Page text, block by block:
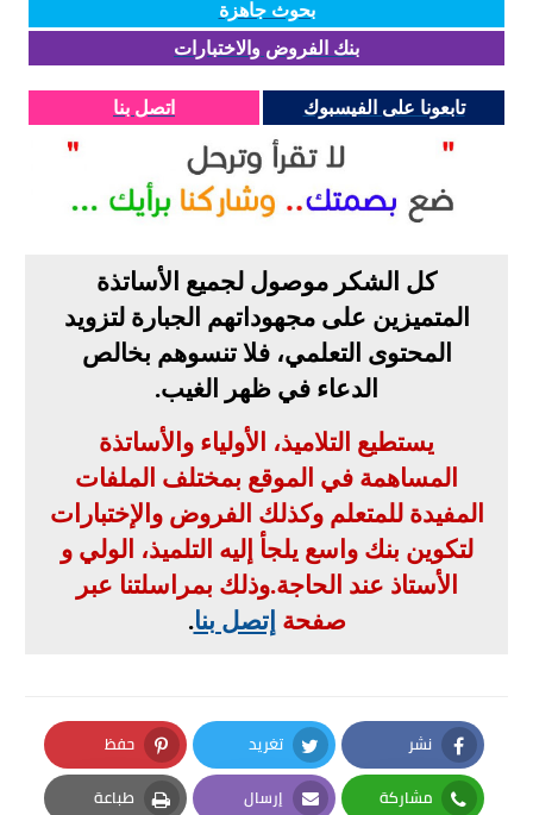
بحوث جاهزة
بنك الفروض والاختبارات
تابعونا على الفيسبوك اتصل بنا
كل الشكر موصول لجميع الأساتذة
المتميزين على مجهوداتهم الجبارة لتزويد
المحتوى التعلمي، فلا تنسوهم بخالص
الدعاء في ظهر الغيب.
يستطيع التلاميذ، الأولياء والأساتذة
المساهمة في الموقع بمختلف الملفات
المفيدة للمتعلم وكذلك الفروض والإختبارات
لتكوين بنك واسع يلجأ إليه التلميذ، الولي و
الأستاذ عند الحاجة.وذلك بمراسلتنا عبر
صفحة إتصل بنا.
نشر
Facebook
تغريد
Twitter
حفظ
Pinterest
مشاركة إرسال طباعة